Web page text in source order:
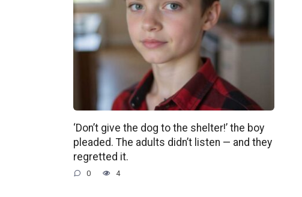
‘Don’t give the dog to the shelter!’ the boy
pleaded. The adults didn’t listen — and they
regretted it.
0 4